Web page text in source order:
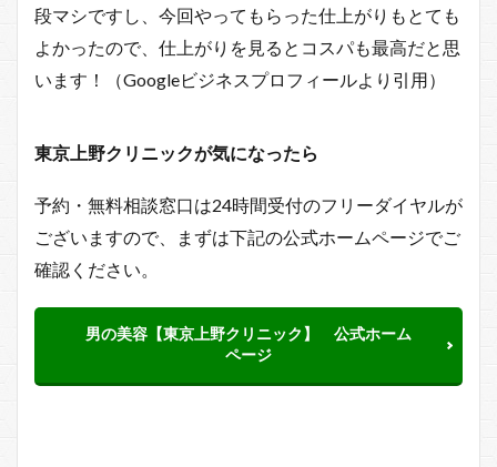
段マシですし、今回やってもらった仕上がりもとても
よかったので、仕上がりを見るとコスパも最高だと思
います！（Googleビジネスプロフィールより引用）
東京上野クリニックが気になったら
予約・無料相談窓口は24時間受付のフリーダイヤルが
ございますので、まずは下記の公式ホームページでご
確認ください。
男の美容【東京上野クリニック】 公式ホーム
ページ